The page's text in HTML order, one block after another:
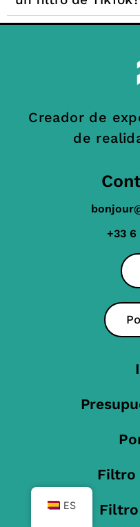
Creador de
de
+33 6
Filtro
Filtro
ES